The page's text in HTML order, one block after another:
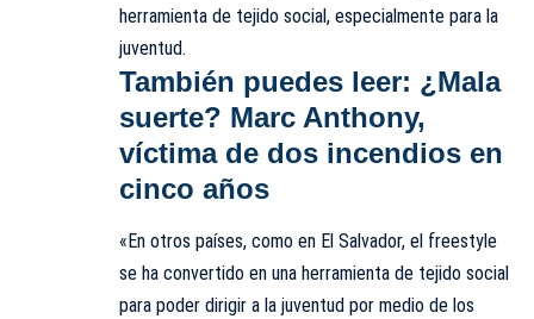
herramienta de tejido social, especialmente para la
juventud.
También puedes leer: ¿Mala
suerte? Marc Anthony,
víctima de dos incendios en
cinco años
«En otros países, como en El Salvador, el freestyle
se ha convertido en una herramienta de tejido social
para poder dirigir a la juventud por medio de los